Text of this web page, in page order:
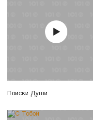
Поиски Души